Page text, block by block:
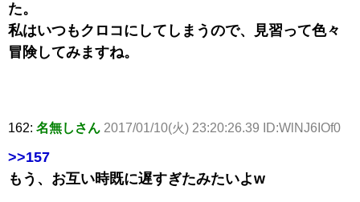
た。
私はいつもクロコにしてしまうので、見習って色々
冒険してみますね。
162: 名無しさん 2017/01/10(火) 23:20:26.39 ID:WlNJ6IOf0
>>157
もう、お互い時既に遅すぎたみたいよw